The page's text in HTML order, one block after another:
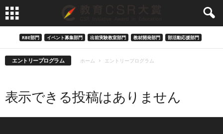
RBE部門 イベント募集部門 出前実験教室部門 教材開発部門 部活動応援部門
エントリープログラム ホーム エントリープログラム
表示できる投稿はありません